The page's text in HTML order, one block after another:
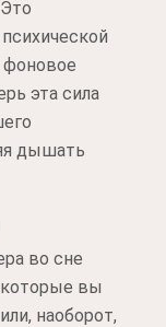
фоновое
эта сила
дышать
во сне
которые вы
наоборот,